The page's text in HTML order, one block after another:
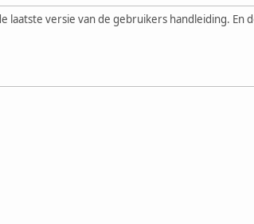
laatste versie van de gebruikers handleiding.